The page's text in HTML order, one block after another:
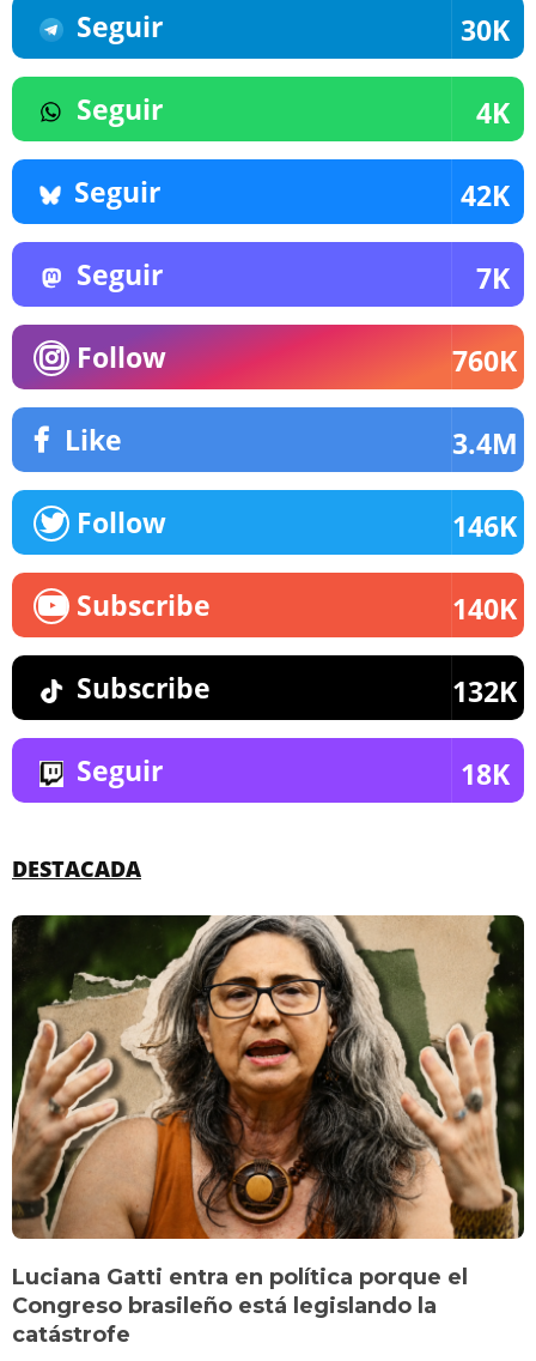
Seguir 30K
Seguir 4K
Seguir 42K
Seguir 7K
Follow 760K
Like 3.4M
Follow 146K
Subscribe 140K
Subscribe 132K
Seguir 18K
DESTACADA
Luciana Gatti entra en política porque el
Congreso brasileño está legislando la
catástrofe